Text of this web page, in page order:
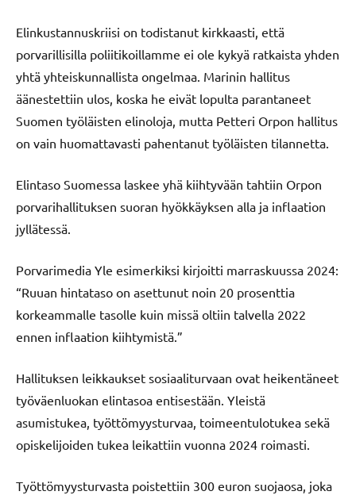
Elinkustannuskriisi on todistanut kirkkaasti, että
porvarillisilla poliitikoillamme ei ole kykyä ratkaista yhden
yhtä yhteiskunnallista ongelmaa. Marinin hallitus
äänestettiin ulos, koska he eivät lopulta parantaneet
Suomen työläisten elinoloja, mutta Petteri Orpon hallitus
on vain huomattavasti pahentanut työläisten tilannetta.
Elintaso Suomessa laskee yhä kiihtyvään tahtiin Orpon
porvarihallituksen suoran hyökkäyksen alla ja inflaation
jyllätessä.
Porvarimedia Yle esimerkiksi kirjoitti marraskuussa 2024:
“Ruuan hintataso on asettunut noin 20 prosenttia
korkeammalle tasolle kuin missä oltiin talvella 2022
ennen inflaation kiihtymistä.”
Hallituksen leikkaukset sosiaaliturvaan ovat heikentäneet
työväenluokan elintasoa entisestään. Yleistä
asumistukea, työttömyysturvaa, toimeentulotukea sekä
opiskelijoiden tukea leikattiin vuonna 2024 roimasti.
Työttömyysturvasta poistettiin 300 euron suojaosa, joka